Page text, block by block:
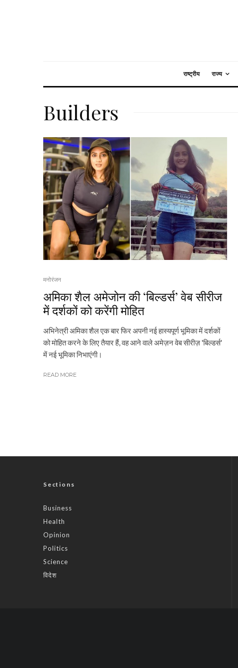
राष्ट्रीय राज्य
Builders
मनोरंजन
अमिका शैल अमेजोन की ‘बिल्डर्स’ वेब सीरीज
में दर्शकों को करेंगी मोहित
अभिनेत्री अमिका शैल एक बार फिर अपनी नई हास्यपूर्ण भूमिका में दर्शकों
को मोहित करने के लिए तैयार हैं, वह आने वाले अमेज़न वेब सीरीज़ 'बिल्डर्स'
में नई भूमिका निभाएंगी।
READ MORE
Sections
Business
Health
Opinion
Politics
Science
विदेश